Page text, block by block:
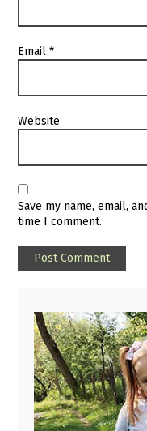
Email*
Website
Save my name, email,
time I comment.